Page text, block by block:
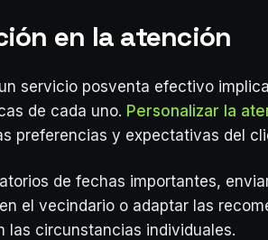
en la atención
servicio posventa efectivo
de cada uno. Personalizar la
preferencias y expectativas del
de fechas importantes,
el vecindario o adaptar las
las circunstancias individuales.